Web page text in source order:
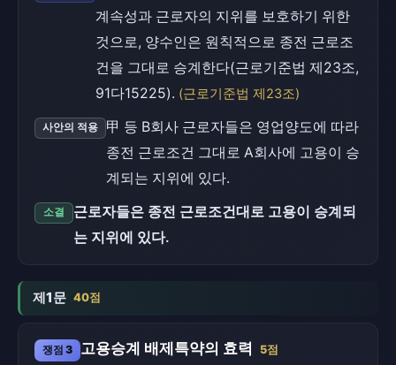
계속성과 근로자의 지위를 보호하기 위한
것으로, 양수인은 원칙적으로 종전 근로조
건을 그대로 승계한다(근로기준법 제23조,
91다15225). (근로기준법 제23조)
사안의 적용
甲 등 B회사 근로자들은 영업양도에 따라
종전 근로조건 그대로 A회사에 고용이 승
계되는 지위에 있다.
소결
근로자들은 종전 근로조건대로 고용이 승계되
는 지위에 있다.
제1문 40점
쟁점 3 고용승계 배제특약의 효력 5점